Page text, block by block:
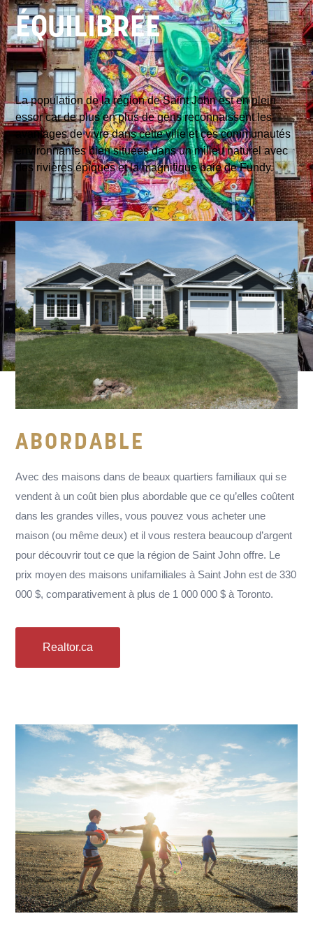
ÉQUILIBRÉE
La population de la région de Saint John est en plein
essor car de plus en plus de gens reconnaissent les
avantages de vivre dans cette ville et ces communautés
environnantes bien situées dans un milieu naturel avec
des rivières épiques et la magnifique baie de Fundy.
ABORDABLE
Avec des maisons dans de beaux quartiers familiaux qui se
vendent à un coût bien plus abordable que ce qu’elles coûtent
dans les grandes villes, vous pouvez vous acheter une
maison (ou même deux) et il vous restera beaucoup d’argent
pour découvrir tout ce que la région de Saint John offre. Le
prix moyen des maisons unifamiliales à Saint John est de 330
000 $, comparativement à plus de 1 000 000 $ à Toronto.
Realtor.ca